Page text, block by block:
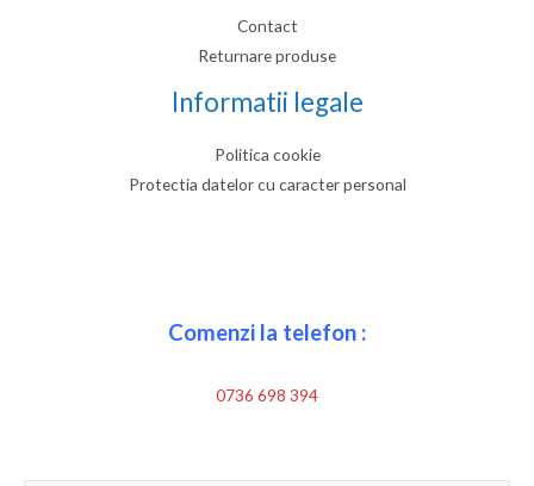
Contact
Returnare produse
Informatii legale
Politica cookie
Protectia datelor cu caracter personal
Comenzi la telefon :
0736 698 394